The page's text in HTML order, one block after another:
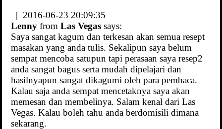
| 2016-06-23 20:09:35
Lenny from Las Vegas says:
Saya sangat kagum dan terkesan akan semua resept
masakan yang anda tulis. Sekalipun saya belum
sempat mencoba satupun tapi perasaan saya resep2
anda sangat bagus serta mudah dipelajari dan
hasilnyapun sangat dikagumi oleh para pembaca.
Kalau saja anda sempat mencetaknya saya akan
memesan dan membelinya. Salam kenal dari Las
Vegas. Kalau boleh tahu anda berdomisili dimana
sekarang.